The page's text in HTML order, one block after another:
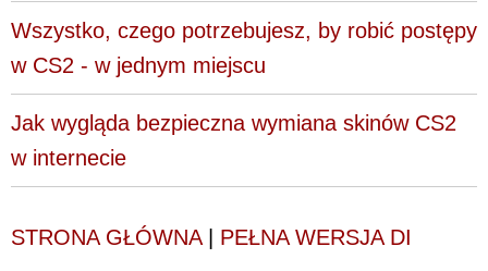
Wszystko, czego potrzebujesz, by robić postępy
w CS2 - w jednym miejscu
Jak wygląda bezpieczna wymiana skinów CS2
w internecie
STRONA GŁÓWNA| PEŁNA WERSJA DI